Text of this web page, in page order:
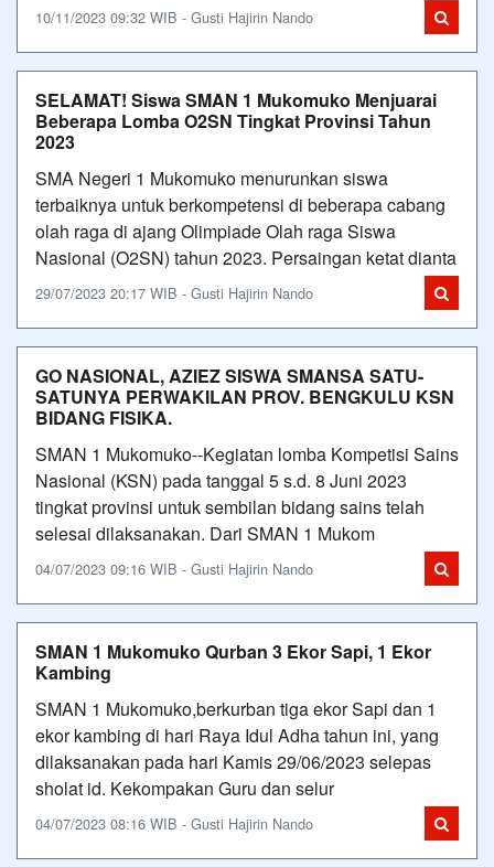
10/11/2023 09:32 WIB - Gusti Hajirin Nando
SELAMAT! Siswa SMAN 1 Mukomuko Menjuarai
Beberapa Lomba O2SN Tingkat Provinsi Tahun
2023
SMA Negeri 1 Mukomuko menurunkan siswa
terbaiknya untuk berkompetensi di beberapa cabang
olah raga di ajang Olimpiade Olah raga Siswa
Nasional (O2SN) tahun 2023. Persaingan ketat dianta
29/07/2023 20:17 WIB - Gusti Hajirin Nando
GO NASIONAL, AZIEZ SISWA SMANSA SATU-
SATUNYA PERWAKILAN PROV. BENGKULU KSN
BIDANG FISIKA.
SMAN 1 Mukomuko--Kegiatan lomba Kompetisi Sains
Nasional (KSN) pada tanggal 5 s.d. 8 Juni 2023
tingkat provinsi untuk sembilan bidang sains telah
selesai dilaksanakan. Dari SMAN 1 Mukom
04/07/2023 09:16 WIB - Gusti Hajirin Nando
SMAN 1 Mukomuko Qurban 3 Ekor Sapi, 1 Ekor
Kambing
SMAN 1 Mukomuko,berkurban tiga ekor Sapi dan 1
ekor kambing di hari Raya Idul Adha tahun ini, yang
dilaksanakan pada hari Kamis 29/06/2023 selepas
sholat id. Kekompakan Guru dan selur
04/07/2023 08:16 WIB - Gusti Hajirin Nando